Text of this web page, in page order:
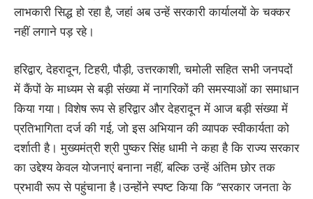
लाभकारी सिद्ध हो रहा है, जहां अब उन्हें सरकारी कार्यालयों के चक्कर
नहीं लगाने पड़ रहे।
हरिद्वार, देहरादून, टिहरी, पौड़ी, उत्तरकाशी, चमोली सहित सभी जनपदों
में कैंपों के माध्यम से बड़ी संख्या में नागरिकों की समस्याओं का समाधान
किया गया। विशेष रूप से हरिद्वार और देहरादून में आज बड़ी संख्या में
प्रतिभागिता दर्ज की गई, जो इस अभियान की व्यापक स्वीकार्यता को
दर्शाती है। मुख्यमंत्री श्री पुष्कर सिंह धामी ने कहा है कि राज्य सरकार
का उद्देश्य केवल योजनाएं बनाना नहीं, बल्कि उन्हें अंतिम छोर तक
प्रभावी रूप से पहुंचाना है।उन्होंने स्पष्ट किया कि “सरकार जनता के